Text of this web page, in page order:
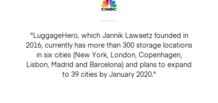
"LuggageHero, which Jannik Lawaetz founded in
2016, currently has more than 300 storage locations
in six cities (New York, London, Copenhagen,
Lisbon, Madrid and Barcelona) and plans to expand
to 39 cities by January 2020."